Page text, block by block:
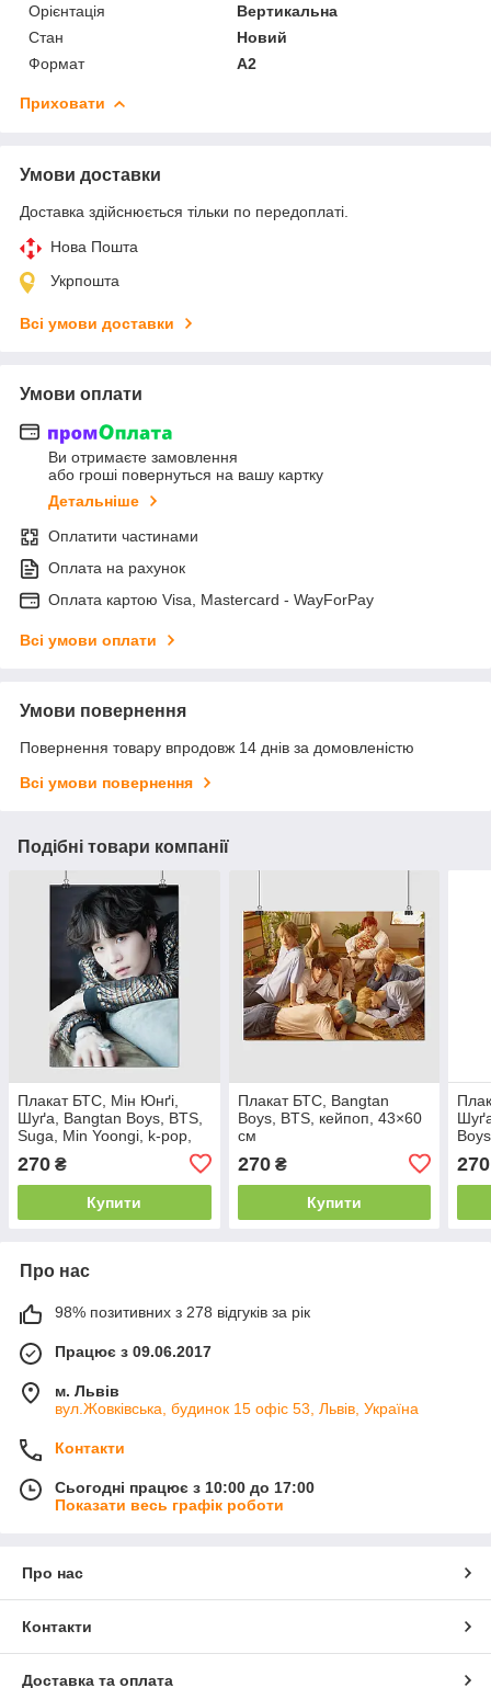
Орієнтація
Вертикальна
Стан
Новий
Формат
A2
Приховати
Умови доставки
Доставка здійснюється тільки по передоплаті.
Нова Пошта
Укрпошта
Всі умови доставки
Умови оплати
Ви отримаєте замовлення
або гроші повернуться на вашу картку
Детальніше
Оплатити частинами
Оплата на рахунок
Оплата картою Visa, Mastercard - WayForPay
Всі умови оплати
Умови повернення
Повернення товару впродовж 14 днів за домовленістю
Всі умови повернення
Подібні товари компанії
Плакат БТС, Мін Юнґі,
Шуґа, Bangtan Boys, BTS,
Suga, Min Yoongi, k-pop,
270 ₴
Купити
Плакат БТС, Bangtan
Boys, BTS, кейпоп, 43×60
см
270₴
Купити
270
Про нас
98% позитивних з 278 відгуків за рік
Працює з 09.06.2017
м. Львів
вул.Жовківська, будинок 15 офіс 53, Львів, Україна
Контакти
Сьогодні працює з 10:00 до 17:00
Показати весь графік роботи
Про нас
Контакти
Доставка та оплата